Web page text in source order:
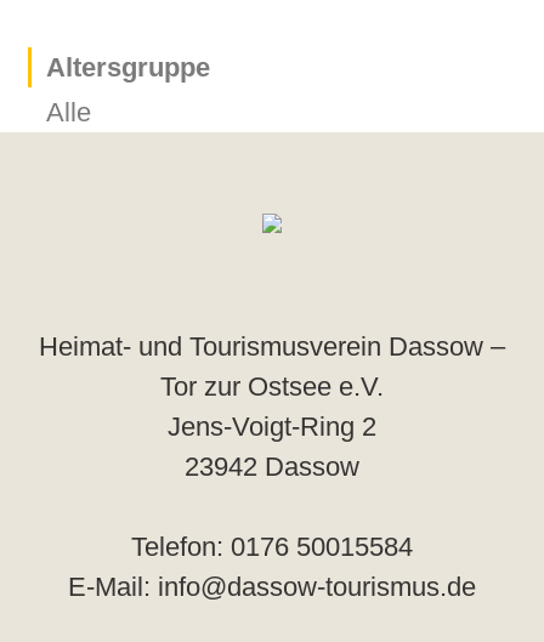
Altersgruppe
Alle
Heimat- und Tourismusverein Dassow –
Tor zur Ostsee e.V.
Jens-Voigt-Ring 2
23942 Dassow
Telefon: 0176 50015584
E-Mail: info@dassow-tourismus.de